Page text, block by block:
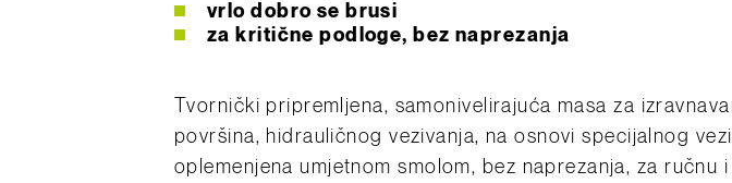
vrlo dobro se brusi
za kritične podloge, bez naprezanja
Tvornički pripremljena, samonivelirajuća masa za
površina, hidrauličnog vezivanja, na osnovi specijalnog
oplemenjena umjetnom smolom, bez naprezanja, za ručnu